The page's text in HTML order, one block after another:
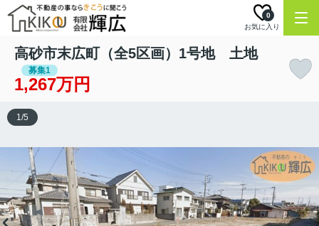
お気に入り
0
高砂市末広町（全5区画）1号地 土地
募集1
1,267万円
1/5